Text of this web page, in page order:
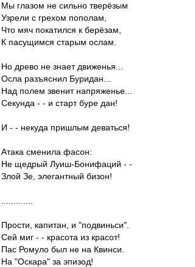
Мы глазом не сильно тверёзым
Узрели с грехом пополам,
Что мяч покатился к берёзам,
К пасущимся старым ослам.
Но древо не знает движенья...
Осла разъяснил Буридан...
Над полем звенит напряженье...
Секунда - - и старт буре дан!
И - - некуда пришлым деваться!
Атака сменила фасон:
Не щедрый Луиш-Бонифаций - -
Злой Зе, элегантный бизон!
Прости, капитан, и "подвиньси".
Сей миг - - красота из красот!
Пас Ромуло был не на Квинси.
На "Оскара" за эпизод!